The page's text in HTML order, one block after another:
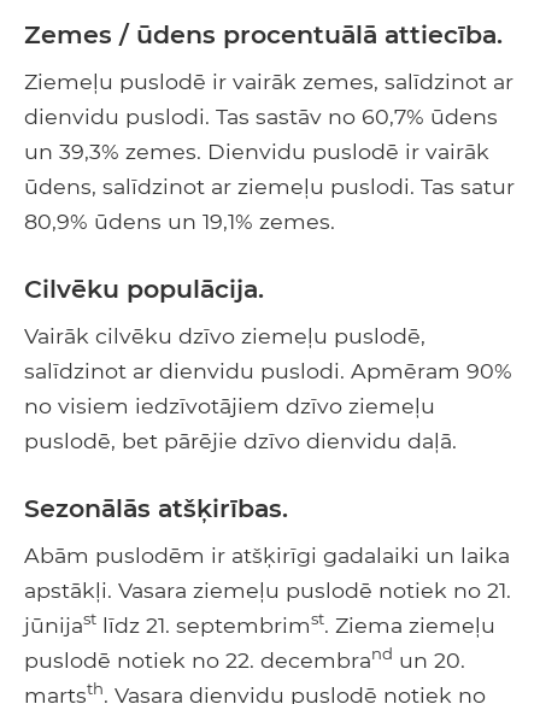
Zemes / ūdens procentuālā attiecība.
Ziemeļu puslodē ir vairāk zemes, salīdzinot ar
dienvidu puslodi. Tas sastāv no 60,7% ūdens
un 39,3% zemes. Dienvidu puslodē ir vairāk
ūdens, salīdzinot ar ziemeļu puslodi. Tas satur
80,9% ūdens un 19,1% zemes.
Cilvēku populācija.
Vairāk cilvēku dzīvo ziemeļu puslodē,
salīdzinot ar dienvidu puslodi. Apmēram 90%
no visiem iedzīvotājiem dzīvo ziemeļu
puslodē, bet pārējie dzīvo dienvidu daļā.
Sezonālās atšķirības.
Abām puslodēm ir atšķirīgi gadalaiki un laika
apstākļi. Vasara ziemeļu puslodē notiek no 21.
jūnijast līdz 21. septembrimst. Ziema ziemeļu
puslodē notiek no 22. decembrand un 20.
martsth. Vasara dienvidu puslodē notiek no